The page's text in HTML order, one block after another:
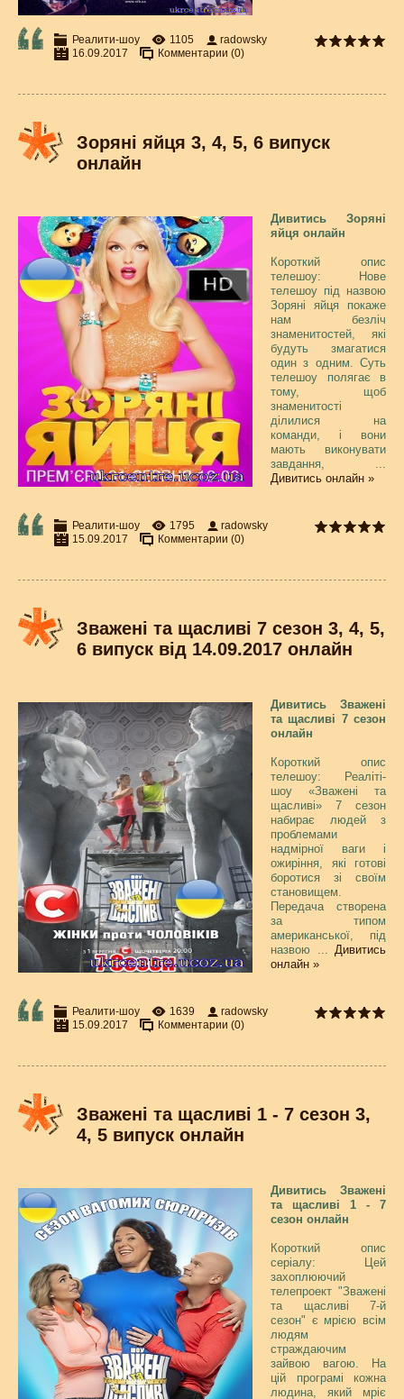
Реалити-шоу 1105
radowsky
16.09.2017
Комментарии (0)
Зоряні яйця 3, 4, 5, 6 випуск
онлайн
Дивитись Зоряні
яйця онлайн
Короткий опис
телешоу: Нове
телешоу під назвою
Зоряні яйця покаже
нам безліч
знаменитостей, які
будуть змагатися
один з одним. Суть
телешоу полягає в
тому, щоб
знаменитості
ділилися на
команди, і вони
мають виконувати
завдання, ...
Дивитись онлайн »
Реалити-шоу 1795
radowsky
15.09.2017
Комментарии (0)
Зважені та щасливі 7 сезон 3, 4, 5,
6 випуск від 14.09.2017 онлайн
Дивитись Зважені
та щасливі 7 сезон
онлайн
Короткий опис
телешоу: Реаліті-
шоу «Зважені та
щасливі» 7 сезон
набирає людей з
проблемами
надмірної ваги і
ожиріння, які готові
боротися зі своїм
становищем.
Передача створена
за типом
американської, під
назвою ... Дивитись
онлайн »
Реалити-шоу 1639
radowsky
15.09.2017
Комментарии (0)
Зважені та щасливі 1 - 7 сезон 3,
4, 5 випуск онлайн
Дивитись Зважені
та щасливі 1 - 7
сезон онлайн
Короткий опис
серіалу: Цей
захоплюючий
телепроект "Зважені
та щасливі 7-й
сезон" є мрією всім
людям
страждаючим
зайвою вагою. На
цій програмі кожна
людина, який мріє